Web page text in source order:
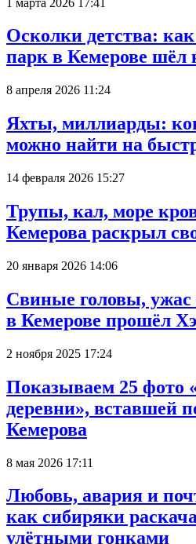
Осколки детства:
парк в Кемерове шёл
8 апреля 2026 11:24
Яхты, миллиарды:
можно найти на
14 февраля 2026 15:27
Трупы, кал, море
Кемерова раскрыл
20 января 2026 14:06
Свиные головы, ужас
в Кемерове прошёл
2 ноября 2025 17:24
Показываем 25 фото
деревни», вставшей
Кемерова
8 мая 2026 17:11
Любовь, авария и
как сибиряки
улётными гонками